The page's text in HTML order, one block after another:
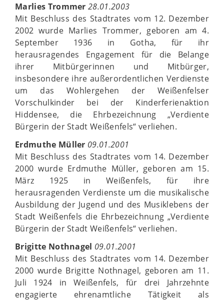
Marlies Trommer28.01.2003
Mit Beschluss des Stadtrates vom 12. Dezember
2002 wurde Marlies Trommer, geboren am 4.
September 1936 in Gotha, für ihr
herausragendes Engagement für die Belange
ihrer Mitbürgerinnen und Mitbürger,
insbesondere ihre außerordentlichen Verdienste
um das Wohlergehen der Weißenfelser
Vorschulkinder bei der Kinderferienaktion
Hiddensee, die Ehrbezeichnung „Verdiente
Bürgerin der Stadt Weißenfels“ verliehen.
Erdmuthe Müller 09.01.2001
Mit Beschluss des Stadtrates vom 14. Dezember
2000 wurde Erdmuthe Müller, geboren am 15.
März 1925 in Weißenfels, für ihre
herausragenden Verdienste um die musikalische
Ausbildung der Jugend und des Musiklebens der
Stadt Weißenfels die Ehrbezeichnung „Verdiente
Bürgerin der Stadt Weißenfels“ verliehen.
Brigitte Nothnagel 09.01.2001
Mit Beschluss des Stadtrates vom 14. Dezember
2000 wurde Brigitte Nothnagel, geboren am 11.
Juli 1924 in Weißenfels, für drei Jahrzehnte
engagierte ehrenamtliche Tätigkeit als